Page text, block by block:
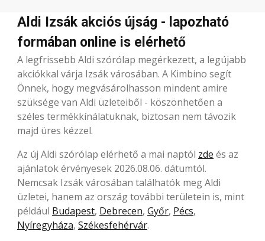
Aldi Izsák akciós újság - lapozható
formában online is elérhető
A legfrissebb Aldi szórólap megérkezett, a legújabb
akciókkal várja Izsák városában. A Kimbino segít
Önnek, hogy megvásárolhasson mindent amire
szüksége van Aldi üzleteiből - köszönhetően a
széles termékkínálatuknak, biztosan nem távozik
majd üres kézzel.
Az új Aldi szórólap elérhető a mai naptól zde és az
ajánlatok érvényesek 2026.08.06. dátumtól.
Nemcsak Izsák városában találhatók meg Aldi
üzletei, hanem az ország további területein is, mint
például Budapest, Debrecen, Győr, Pécs,
Nyíregyháza, Székesfehérvár.